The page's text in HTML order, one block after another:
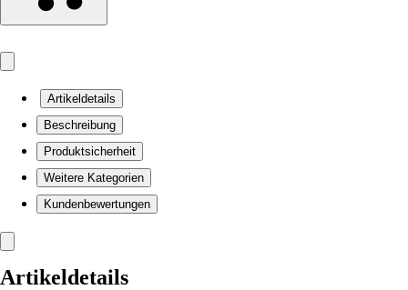
Artikeldetails
Beschreibung
Produktsicherheit
Weitere Kategorien
Kundenbewertungen
Artikeldetails